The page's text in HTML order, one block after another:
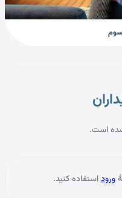
سوم
است.
وروداستفاده کنید.